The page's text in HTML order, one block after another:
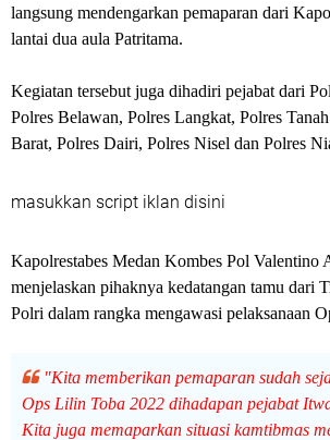
langsung mendengarkan pemaparan dari
lantai dua aula Patritama.
Kegiatan tersebut juga dihadiri pejabat dari
Polres Belawan, Polres Langkat, Polres
Barat, Polres Dairi, Polres Nisel dan Polres
masukkan script iklan disini
Kapolrestabes Medan Kombes Pol Valentino
menjelaskan pihaknya kedatangan tamu dari
Polri dalam rangka mengawasi pelaksanaan
"Kita memberikan pemaparan sudah
Ops Lilin Toba 2022 dihadapan pejabat
Kita juga memaparkan situasi kamtibmas